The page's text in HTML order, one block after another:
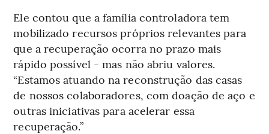
Ele contou que a família controladora tem
mobilizado recursos próprios relevantes para
que a recuperação ocorra no prazo mais
rápido possível - mas não abriu valores.
“Estamos atuando na reconstrução das casas
de nossos colaboradores, com doação de aço e
outras iniciativas para acelerar essa
recuperação.”